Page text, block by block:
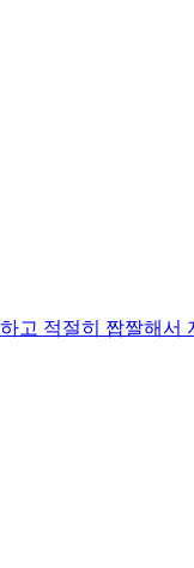
고 적절히 짭짤해